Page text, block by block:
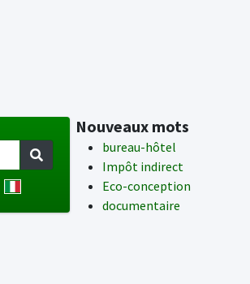
Nouveaux mots
bureau-hôtel
Impôt indirect
Eco-conception
documentaire